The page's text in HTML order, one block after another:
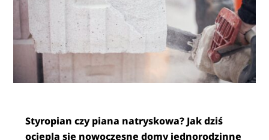
Styropian czy piana natryskowa? Jak dziś
ociepla się nowoczesne domy jednorodzinne